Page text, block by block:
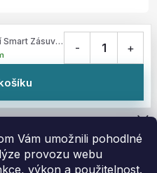
Vám umožnili pohodlné
provozu webu
výkon a použitelnost.
Nous A4Z Zigbee Venkovní Smart Zásuvka - 1 +